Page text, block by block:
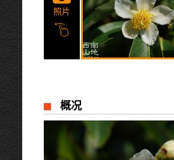
照片
概况